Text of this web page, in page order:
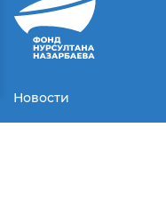
Новости